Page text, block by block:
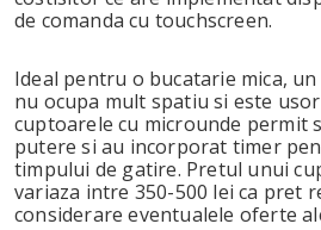
de comanda cu touchscreen.
Ideal pentru o bucatarie mica,
nu ocupa mult spatiu si este
cuptoarele cu microunde permit
putere si au incorporat timer
timpului de gatire. Pretul unui
variaza intre 350-500 lei ca pret
considerare eventualele oferte